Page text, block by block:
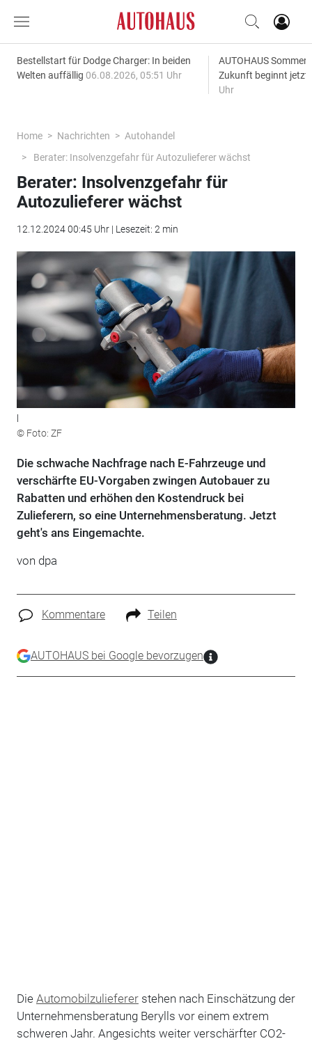
Bestellstart für Dodge Charger: In beiden
Welten auffällig 06.08.2026, 05:51 Uhr
AUTOHAUS
Zukunft beginnt jetzt
Uhr
Home Nachrichten
Autohandel
Berater: Insolvenzgefahr für Autozulieferer wächst
Berater: Insolvenzgefahr für
Autozulieferer wächst
12.12.2024 00:45 Uhr | Lesezeit: 2 min
© Foto: ZF
Die schwache Nachfrage nach E-Fahrzeuge und
verschärfte EU-Vorgaben zwingen Autobauer zu
Rabatten und erhöhen den Kostendruck bei
Zulieferern, so eine Unternehmensberatung. Jetzt
geht's ans Eingemachte.
von dpa
Kommentare Teilen
AUTOHAUS bei Google bevorzugen
Die Automobilzuliefererstehen nach Einschätzung der
Unternehmensberatung Berylls vor einem extrem
schweren Jahr. Angesichts weiter verschärfter CO2-